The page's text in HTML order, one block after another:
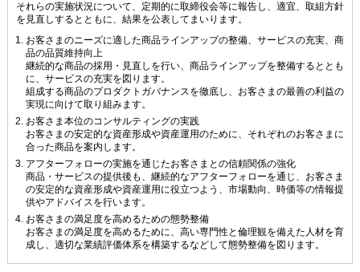
それらの実施状況について、定期的に取締役会等に報告し、適宜、取組方針
を見直しするとともに、結果を公表してまいります。
お客さまのニーズに適した商品ラインアップの整備、サービスの充実、商
品の品質維持向上
継続的な商品の採用・見直しを行い、商品ラインアップを整備するととも
に、サービスの充実を図ります。
組成する商品のプロダクトガバナンスを徹底し、お客さまの最善の利益の
実現に向けて取り組みます。
お客さま本位のコンサルティングの実践
お客さまの安定的な資産形成や資産運用のために、それぞれのお客さまに
合った商品を案内します。
アフターフォローの実施を通じたお客さまとの信頼関係の強化
商品・サービスの提供後も、継続的なアフターフォローを通じ、お客さま
の安定的な資産形成や資産運用に役立つよう、市場動向、時価等の情報提
供やアドバイスを行います。
お客さまの満足度を高めるための態勢整備
お客さまの満足度を高めるために、高い専門性と倫理観を備えた人材を育
成し、適切な業績評価体系を構築するなどして態勢整備を図ります。